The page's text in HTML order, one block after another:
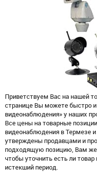
Приветствуем Вас на нашей
странице Вы можете быстро и
видеонаблюдения» у наших
Все цены на товарные
видеонаблюдения в Термезе
утверждены продавцами и
подходящую позицию, Вам
чтобы уточнить есть ли
истекший период.